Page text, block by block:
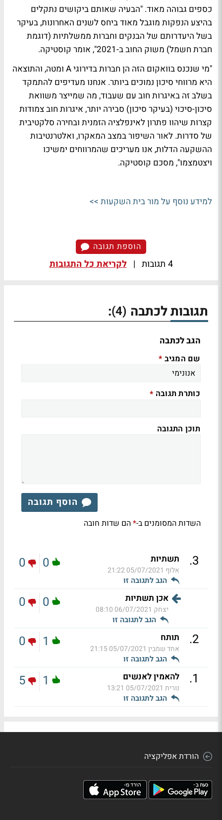
כספים גבוהה מאוד. "הבעיה שאותם ביקושים נתקלים
בהיצע הנפקות מוגבל מאוד ביחס לשנים האחרונות, בעיקר
בשל היעדרותם של הבנקים וחברות ממשלתיות (דוגמת
חברת חשמל) משוק החוב ב-2021", אומר קוסטיקה.
"מי שנכנס בוואקום הזה הן חברות בדירוגיA ומטה, והתוצאה
היא מרווחי סיכון נמוכים ביותר. אנחנו מעדיפים להתמקד
בשלב זה באיגרות חוב עם שעבוד, מה שמייצר משוואת
סיכון-סיכוי (בעיקר סיכון) סבירה יותר, איגרות חוב צמודות
קצרות שיהוו פתרון לאינפלציה הזמנית ובחירה סלקטיבית
של סדרות. לאור השיפור במצב המאקרו, ואלטרנטיבות
ההשקעה הדלות, אנו מעריכים שהמרווחים ימשיכו
ויצטמצמו", מסכם קוסטיקה.
למידע נוסף על מור בית השקעות >>
הוספת תגובה
4 תגובות | לקריאת כל התגובות
תגובות לכתבה (4)
:
הגב לכתבה
שם המגיב *
כותרת תגובה *
תוכן התגובה
הוסף תגובה
השדות המסומנים ב-*הם שדות חובה
3
. תשתיות
אלוף 05/07/2021 21:22
הגב לתגובה זו
0
0
אכן תשתיות
יצחק 06/07/2021 08:10
הגב לתגובה זו
0
0
2
. תותח
אחד שמבין 05/07/2021 21:15
הגב לתגובה זו
1
0
1
. להאמין לאנשים
נורית 05/07/2021 13:21
הגב לתגובה זו
1
5
הורדת אפליקציה